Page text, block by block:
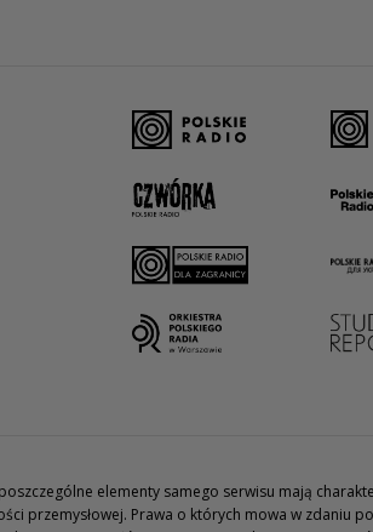
elementy samego serwisu mają
przemysłowej. Prawa o których mowa w zdaniu